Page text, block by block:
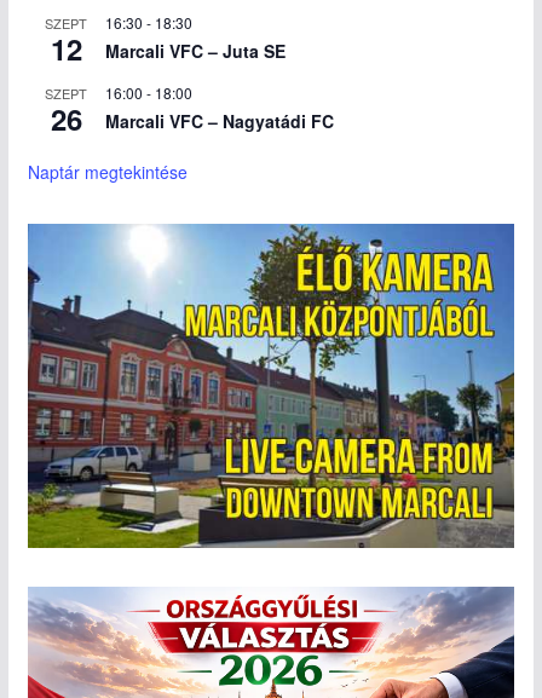
SZEPT
12
16:30 - 18:30
Marcali VFC – Juta SE
SZEPT
26
16:00 - 18:00
Marcali VFC – Nagyatádi FC
Naptár megtekintése